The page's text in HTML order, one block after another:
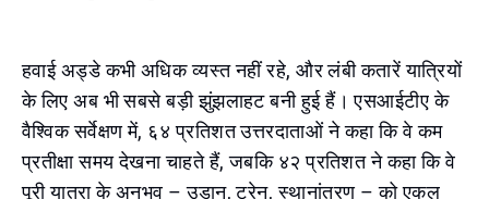
हवाई अड्डे कभी अधिक व्यस्त नहीं रहे, और लंबी कतारें यात्रियों
के लिए अब भी सबसे बड़ी झुंझलाहट बनी हुई हैं। एसआईटीए के
वैश्विक सर्वेक्षण में, ६४ प्रतिशत उत्तरदाताओं ने कहा कि वे कम
प्रतीक्षा समय देखना चाहते हैं, जबकि ४२ प्रतिशत ने कहा कि वे
पूरी यात्रा के अनुभव – उड़ान, ट्रेन, स्थानांतरण – को एकल